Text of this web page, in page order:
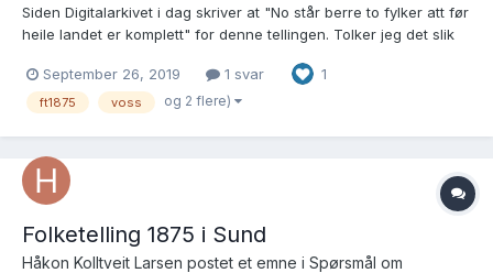
Siden Digitalarkivet i dag skriver at "No står berre to fylker att før
heile landet er komplett" for denne tellingen. Tolker jeg det slik
transkripsjonene fra Hordaland finnes. I transkripsjonen av
FT1875 for Voss mangler telling...
September 26, 2019 1 svar 1
ft1875 voss og 2 flere)
Folketelling 1875 i Sund
Håkon Kolltveit Larsen postet et emne i Spørsmål om